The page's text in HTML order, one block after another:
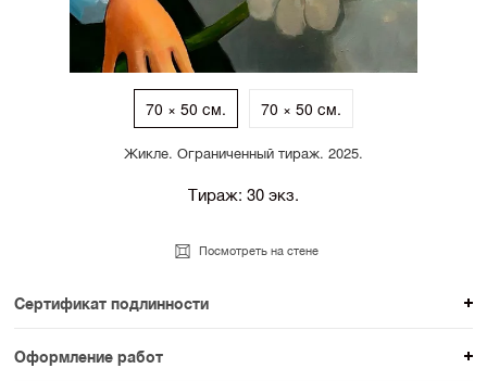
70 × 50 см. 70 × 50 см.
Жикле. Ограниченный тираж. 2025.
Тираж: 30 экз.
Посмотреть на стене
Сертификат подлинности
К каждому авторскому произведению мы
прикладываем сертификат подлинности. Для товаров
Оформление работ